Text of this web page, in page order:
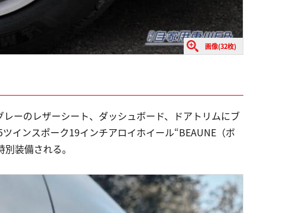
画像(32枚)
ーのレザーシート、ダッシュボード、ドアトリムにブ
インスポーク19インチアロイホイール“BEAUNE（ボ
装備される。